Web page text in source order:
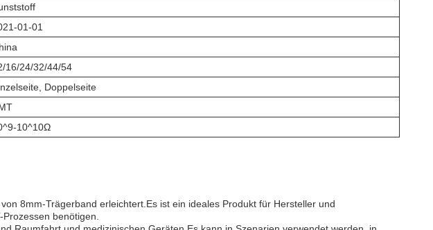
01-01
16/24/32/44/54
Doppelseite
10^10Ω
8mm-Trägerband erleichtert.Es ist ein ideales Produkt für Hersteller und
benötigen.